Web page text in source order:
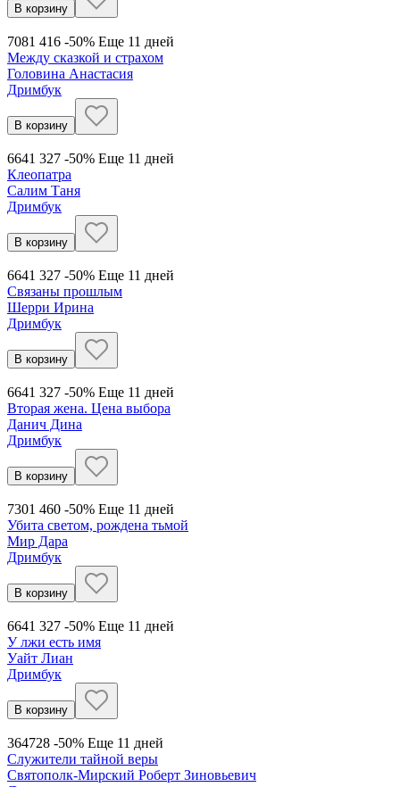
В корзину
7081 416 -50% Еще 11 дней
Между сказкой и страхом
Головина Анастасия
Дримбук
В корзину
6641 327 -50% Еще 11 дней
Клеопатра
Салим Таня
Дримбук
В корзину
6641 327 -50% Еще 11 дней
Связаны прошлым
Шерри Ирина
Дримбук
В корзину
6641 327 -50% Еще 11 дней
Вторая жена. Цена выбора
Данич Дина
Дримбук
В корзину
7301 460 -50% Еще 11 дней
Убита светом, рождена тьмой
Мир Дара
Дримбук
В корзину
6641 327 -50% Еще 11 дней
У лжи есть имя
Уайт Лиан
Дримбук
В корзину
364728 -50% Еще 11 дней
Служители тайной веры
Святополк-Мирский Роберт Зиновьевич